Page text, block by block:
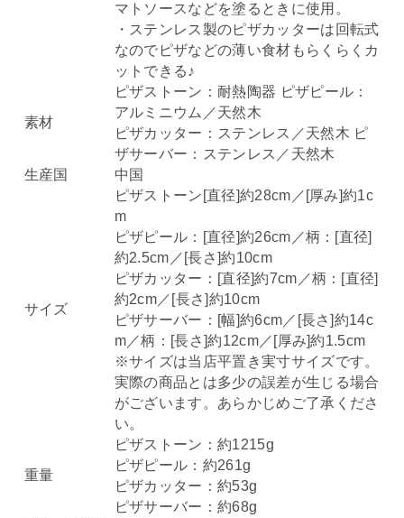
マトソースなどを塗るときに使用。
・ステンレス製のピザカッターは回転式
なのでピザなどの薄い食材もらくらくカ
ットできる♪
素材
ピザストーン：耐熱陶器 ピザピール：
アルミニウム／天然木
ピザカッター：ステンレス／天然木 ピ
ザサーバー：ステンレス／天然木
生産国
中国
サイズ
ピザストーン[直径]約28cm／[厚み]約1c
m
ピザピール：[直径]約26cm／柄：[直径]
約2.5cm／[長さ]約10cm
ピザカッター：[直径]約7cm／柄：[直径]
約2cm／[長さ]約10cm
ピザサーバー：[幅]約6cm／[長さ]約14c
m／柄：[長さ]約12cm／[厚み]約1.5cm
※サイズは当店平置き実寸サイズです。
実際の商品とは多少の誤差が生じる場合
がございます。あらかじめご了承くださ
い。
重量
ピザストーン：約1215g
ピザピール：約261g
ピザカッター：約53g
ピザサーバー：約68g